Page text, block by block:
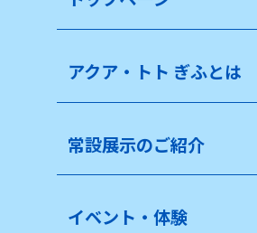
アクア・トト ぎふとは
常設展示のご紹介
イベント・体験